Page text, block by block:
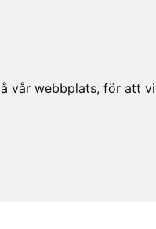
webbplats, för att